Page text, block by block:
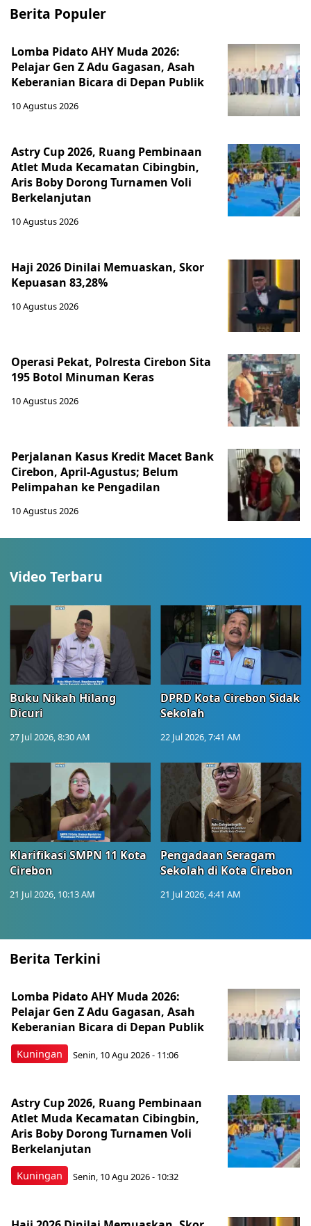
Berita Populer
Lomba Pidato AHY Muda 2026:
Pelajar Gen Z Adu Gagasan, Asah
Keberanian Bicara di Depan Publik
10 Agustus 2026
Astry Cup 2026, Ruang Pembinaan
Atlet Muda Kecamatan Cibingbin,
Aris Boby Dorong Turnamen Voli
Berkelanjutan
10 Agustus 2026
Haji 2026 Dinilai Memuaskan, Skor
Kepuasan 83,28%
10 Agustus 2026
Operasi Pekat, Polresta Cirebon Sita
195 Botol Minuman Keras
10 Agustus 2026
Perjalanan Kasus Kredit Macet Bank
Cirebon, April-Agustus; Belum
Pelimpahan ke Pengadilan
10 Agustus 2026
Video Terbaru
Buku Nikah Hilang
Dicuri
27 Jul 2026, 8:30 AM
DPRD Kota Cirebon Sidak
Sekolah
22 Jul 2026, 7:41 AM
Klarifikasi SMPN 11 Kota
Cirebon
21 Jul 2026, 10:13 AM
Pengadaan Seragam
Sekolah di Kota Cirebon
21 Jul 2026, 4:41 AM
Berita Terkini
Kuningan
Lomba Pidato AHY Muda 2026:
Pelajar Gen Z Adu Gagasan, Asah
Keberanian Bicara di Depan Publik
Senin, 10 Agu 2026 - 11:06
Kuningan
Astry Cup 2026, Ruang Pembinaan
Atlet Muda Kecamatan Cibingbin,
Aris Boby Dorong Turnamen Voli
Berkelanjutan
Senin, 10 Agu 2026 - 10:32